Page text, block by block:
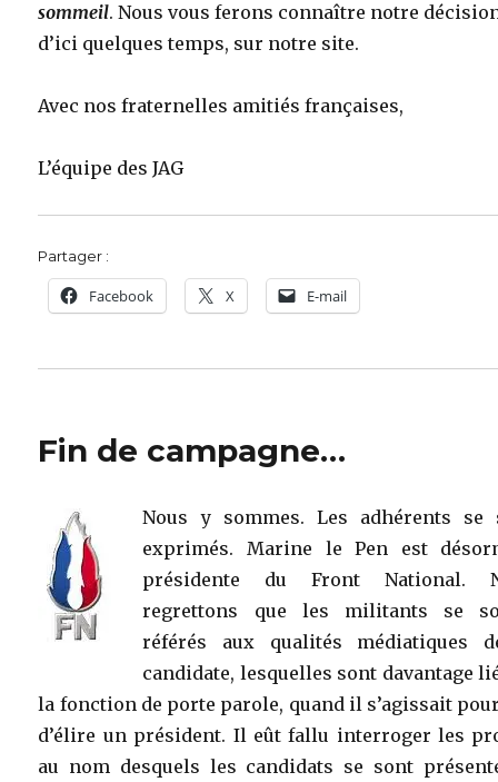
sommeil. Nous vous ferons connaître notre
d’ici quelques temps, sur notre site.
Avec nos fraternelles amitiés françaises,
L’équipe des JAG
Partager :
Facebook X E-mail
Fin de campagne…
Nous y sommes. Les adhérents se
exprimés. Marine le Pen est
présidente du Front National.
regrettons que les militants se
référés aux qualités médiatiques
candidate, lesquelles sont davantage
la fonction de porte parole, quand il s’agissait
d’élire un président. Il eût fallu interroger les
au nom desquels les candidats se sont